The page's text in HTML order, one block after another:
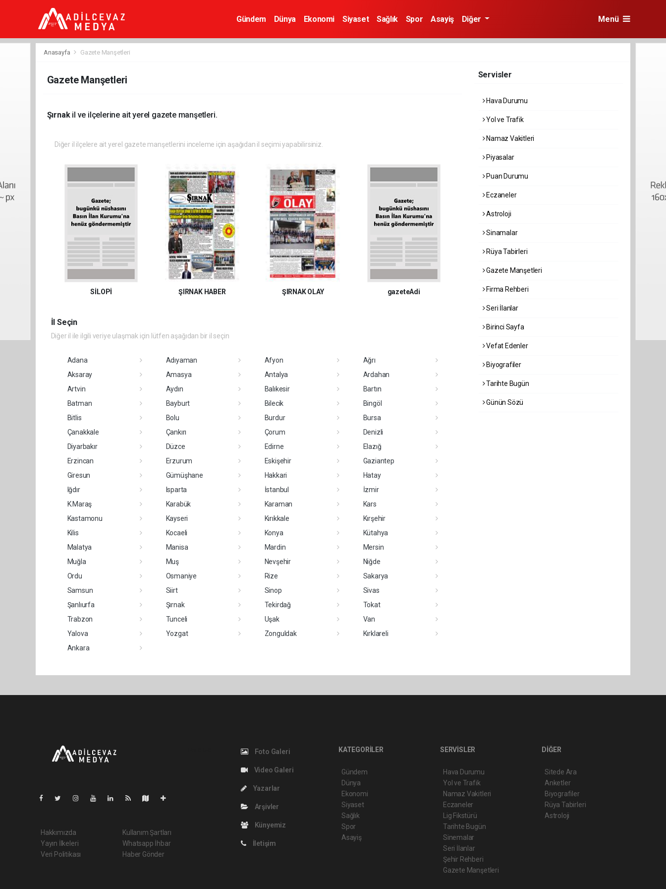
Gündem Dünya Ekonomi Siyaset Sağlık Spor Asayiş Diğer Menü
Anasayfa Gazete Manşetleri
Gazete Manşetleri
Şırnakil ve ilçelerine ait yerel gazete manşetleri.
Diğer il ilçelere ait yerel gazete manşetlerini inceleme için aşağıdan il seçimi yapabilirsiniz.
SİLOPİ ŞIRNAK HABER ŞIRNAK OLAY gazeteAdi
İl Seçin
Diğer il ile ilgili veriye ulaşmak için lütfen aşağıdan bir il seçin
Adana Adıyaman Afyon
Ağrı
Aksaray
Amasya Antalya
Ardahan
Artvin
Aydın Balıkesir
Bartın
Batman
Bayburt Bilecik
Bingöl
Bitlis
Bolu Burdur
Bursa
Çanakkale
Çankırı Çorum
Denizli
Diyarbakır
Düzce Edirne
Elazığ
Erzincan
Erzurum Eskişehir
Gaziantep
Giresun
Gümüşhane Hakkari
Hatay
Iğdır
Isparta İstanbul
İzmir
K.Maraş
Karabük Karaman
Kars
Kastamonu
Kayseri Kırıkkale
Kırşehir
Kilis
Kocaeli Konya
Kütahya
Malatya
Manisa Mardin
Mersin
Muğla
Muş Nevşehir
Niğde
Ordu
Osmaniye Rize
Sakarya
Samsun
Siirt Sinop
Sivas
Şanlıurfa
Şırnak Tekirdağ
Tokat
Trabzon
Tunceli Uşak
Van
Yalova
Yozgat Zonguldak
Kırklareli
Ankara
Servisler
Hava Durumu
Yol ve Trafik
Namaz Vakitleri
Piyasalar
Puan Durumu
Eczaneler
Astroloji
Sinamalar
Rüya Tabirleri
Gazete Manşetleri
Firma Rehberi
Seri İlanlar
Birinci Sayfa
Vefat Edenler
Biyografiler
Tarihte Bugün
Günün Sözü
Hakkımızda
Yayın İlkeleri
Veri Politikası
Kullanım Şartları
Whatsapp İhbar
Haber Gönder
Foto Galeri
Video Galeri
Yazarlar
Arşivler
Künyemiz
İletişim
KATEGORİLER
Gündem
Dünya
Ekonomi
Siyaset
Sağlık
Spor
Asayiş
SERVİSLER
Hava Durumu
Yol ve Trafik
Namaz Vakitleri
Eczaneler
Lig Fikstürü
Tarihte Bugün
Sinemalar
Seri İlanlar
Şehir Rehberi
Gazete Manşetleri
DİĞER
Sitede Ara
Anketler
Biyografiler
Rüya Tabirleri
Astroloji